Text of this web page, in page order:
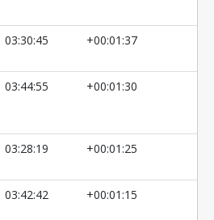
03:30:45 +00:01:37
03:44:55 +00:01:30
03:28:19 +00:01:25
03:42:42 +00:01:15